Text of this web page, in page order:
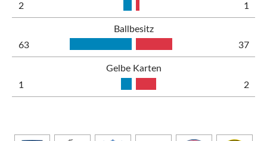
2
1
Ballbesitz
63
37
Gelbe Karten
1
2